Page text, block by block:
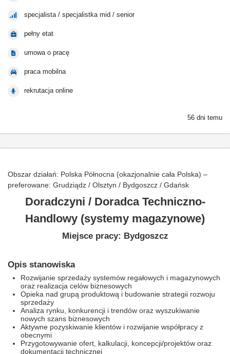
specjalista / specjalistka mid / senior
pełny etat
umowa o pracę
praca mobilna
rekrutacja online
56 dni temu
Obszar działań: Polska Północna (okazjonalnie cała Polska) –
preferowane: Grudziądz / Olsztyn / Bydgoszcz / Gdańsk
Doradczyni / Doradca Techniczno-
Handlowy (systemy magazynowe)
Miejsce pracy: Bydgoszcz
Opis stanowiska
Rozwijanie sprzedaży systemów regałowych i magazynowych
oraz realizacja celów biznesowych
Opieka nad grupą produktową i budowanie strategii rozwoju
sprzedaży
Analiza rynku, konkurencji i trendów oraz wyszukiwanie
nowych szans biznesowych
Aktywne pozyskiwanie klientów i rozwijanie współpracy z
obecnymi
Przygotowywanie ofert, kalkulacji, koncepcji/projektów oraz
dokumentacji technicznej